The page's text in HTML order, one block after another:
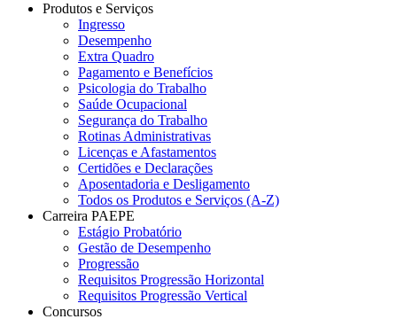
Produtos e Serviços
Ingresso
Desempenho
Extra Quadro
Pagamento e Benefícios
Psicologia do Trabalho
Saúde Ocupacional
Segurança do Trabalho
Rotinas Administrativas
Licenças e Afastamentos
Certidões e Declarações
Aposentadoria e Desligamento
Todos os Produtos e Serviços (A-Z)
Carreira PAEPE
Estágio Probatório
Gestão de Desempenho
Progressão
Requisitos Progressão Horizontal
Requisitos Progressão Vertical
Concursos